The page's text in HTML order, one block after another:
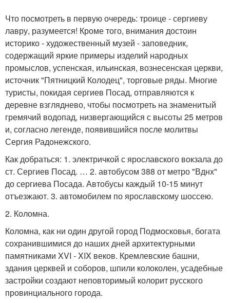
Что посмотреть в первую очередь: троице - сергиеву
лавру, разумеется! Кроме того, внимания достоин
историко - художественный музей - заповедник,
содержащий яркие примеры изделий народных
промыслов, успенская, ильинская, вознесенская церкви,
источник "Пятницкий Колодец", торговые ряды. Многие
туристы, покидая сергиев Посад, отправляются к
деревне взгляднево, чтобы посмотреть на знаменитый
гремячий водопад, низвергающийся с высоты 25 метров
и, согласно легенде, появившийся после молитвы
Сергия Радонежского.
Как добраться: 1. электричкой с ярославского вокзала до
ст. Сергиев Посад. … 2. автобусом 388 от метро "Вднх"
до сергиева Посада. Автобусы каждый 10-15 минут
отъезжают. 3. автомобилем по ярославскому шоссею.
2. Коломна.
Коломна, как ни один другой город Подмосковья, богата
сохранившимися до наших дней архитектурными
памятниками XVI - XIX веков. Кремлевские башни,
здания церквей и соборов, шпили колоколен, усадебные
застройки создают неповторимый колорит русского
провинциального города.